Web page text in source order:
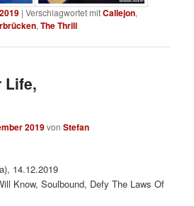
|Verschlagwortet mitCallejon,
,The Thrill
Life,
2019vonStefan
14.12.2019
Know, Soulbound, Defy The Laws Of